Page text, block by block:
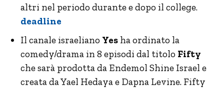
altri nel periodo durante e dopo il college.
deadline
Il canale israeliano Yes ha ordinato la
comedy/drama in 8 episodi dal titolo Fifty
che sarà prodotta da Endemol Shine Israel e
creata da Yael Hedaya e Dapna Levine. Fifty